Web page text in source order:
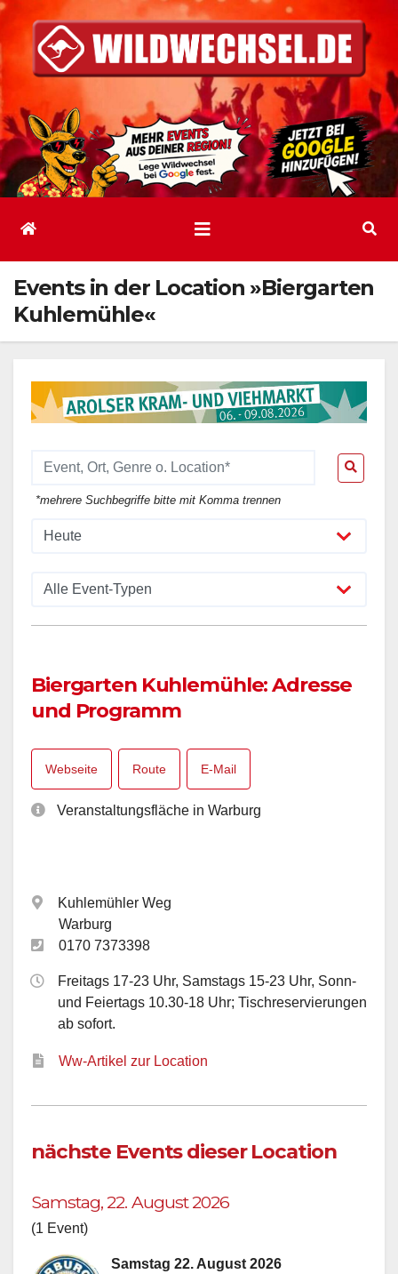
Inhalt
springen
Events in der Location »Biergarten
Kuhlemühle«
*mehrere Suchbegriffe bitte mit Komma trennen
Biergarten Kuhlemühle: Adresse
und Programm
Webseite Route E-Mail
Veranstaltungsfläche in Warburg
Kuhlemühler Weg
Warburg
0170 7373398
Freitags 17-23 Uhr, Samstags 15-23 Uhr, Sonn-
und Feiertags 10.30-18 Uhr; Tischreservierungen
ab sofort.
Ww-Artikel zur Location
nächste Events dieser Location
Samstag, 22. August 2026
(1 Event)
Samstag 22. August 2026